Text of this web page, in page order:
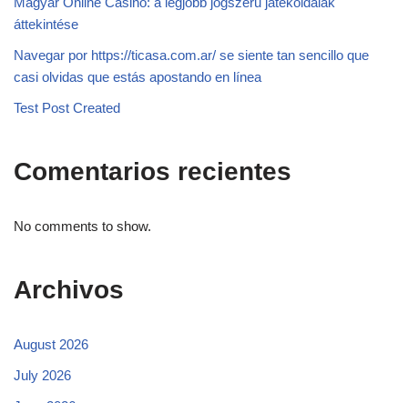
áttekintése
Navegar por https://ticasa.com.ar/ se siente tan sencillo que
casi olvidas que estás apostando en línea
Test Post Created
Comentarios recientes
No comments to show.
Archivos
August 2026
July 2026